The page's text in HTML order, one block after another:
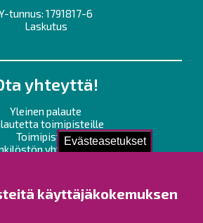
Evästeasetukset
käyttäjäkokemuksen
tunnus: 1791817-6
Laskutus
yhteyttä!
Yleinen palaute
toimipisteille
Toimipisteet
yhteystiedot
Facebookissa
Instagramissa